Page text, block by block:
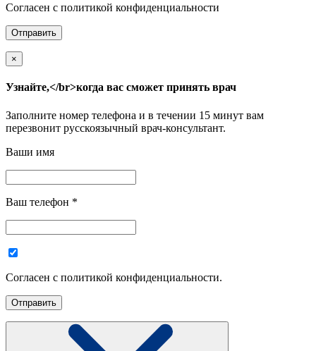
Согласен с политикой конфиденциальности
×
Узнайте,</br>когда вас сможет принять врач
Заполните номер телефона и в течении 15 минут вам
перезвонит русскоязычный врач-консультант.
Ваши имя
Ваш телефон *
Согласен с политикой конфиденциальности.